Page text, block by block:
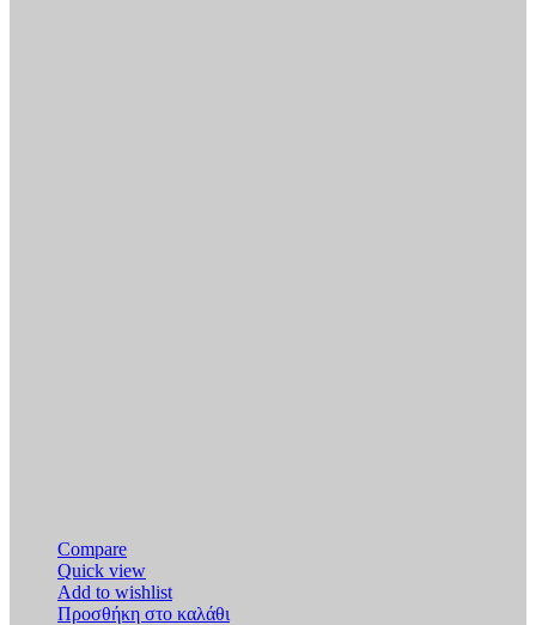
Compare
Quick view
Add to wishlist
Προσθήκη στο καλάθι